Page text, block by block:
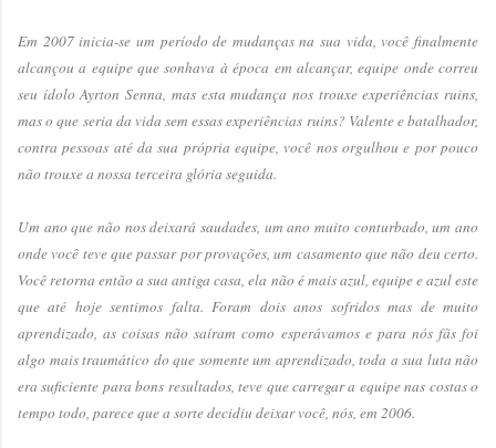
Em 2007 inicia-se um período de mudanças na sua vida, você finalmente
alcançou a equipe que sonhava à época em alcançar, equipe onde correu
seu ídolo Ayrton Senna, mas esta mudança nos trouxe experiências ruins,
mas o que seria da vida sem essas experiências ruins? Valente e batalhador,
contra pessoas até da sua própria equipe, você nos orgulhou e por pouco
não trouxe a nossa terceira glória seguida.
Um ano que não nos deixará saudades, um ano muito conturbado, um ano
onde você teve que passar por provações, um casamento que não deu certo.
Você retorna então a sua antiga casa, ela não é mais azul, equipe e azul este
que até hoje sentimos falta. Foram dois anos sofridos mas de muito
aprendizado, as coisas não saíram como esperávamos e para nós fãs foi
algo mais traumático do que somente um aprendizado, toda a sua luta não
era suficiente para bons resultados, teve que carregar a equipe nas costas o
tempo todo, parece que a sorte decidiu deixar você, nós, em 2006.